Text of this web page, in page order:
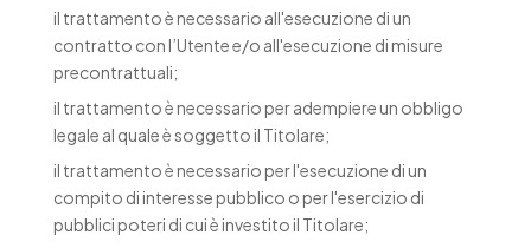
il trattamento è necessario all'esecuzione di un
contratto con l’Utente e/o all'esecuzione di misure
precontrattuali;
il trattamento è necessario per adempiere un obbligo
legale al quale è soggetto il Titolare;
il trattamento è necessario per l'esecuzione di un
compito di interesse pubblico o per l'esercizio di
pubblici poteri di cui è investito il Titolare;